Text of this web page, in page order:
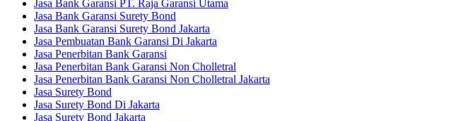
Jasa Bank Garansi PT. Raja Garansi Utama
Jasa Bank Garansi Surety Bond
Jasa Bank Garansi Surety Bond Jakarta
Jasa Pembuatan Bank Garansi Di Jakarta
Jasa Penerbitan Bank Garansi
Jasa Penerbitan Bank Garansi Non Cholletral
Jasa Penerbitan Bank Garansi Non Cholletral Jakarta
Jasa Surety Bond
Jasa Surety Bond Di Jakarta
Jasa Surety Bond Jakarta